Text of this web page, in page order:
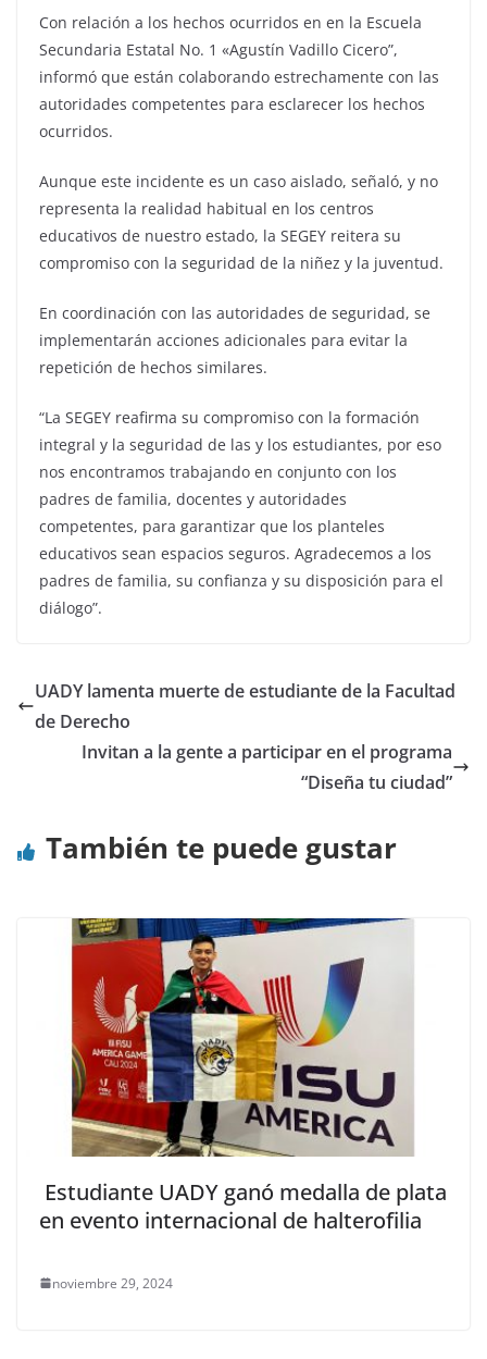
Con relación a los hechos ocurridos en en la Escuela
Secundaria Estatal No. 1 «Agustín Vadillo Cicero”,
informó que están colaborando estrechamente con las
autoridades competentes para esclarecer los hechos
ocurridos.
Aunque este incidente es un caso aislado, señaló, y no
representa la realidad habitual en los centros
educativos de nuestro estado, la SEGEY reitera su
compromiso con la seguridad de la niñez y la juventud.
En coordinación con las autoridades de seguridad, se
implementarán acciones adicionales para evitar la
repetición de hechos similares.
“La SEGEY reafirma su compromiso con la formación
integral y la seguridad de las y los estudiantes, por eso
nos encontramos trabajando en conjunto con los
padres de familia, docentes y autoridades
competentes, para garantizar que los planteles
educativos sean espacios seguros. Agradecemos a los
padres de familia, su confianza y su disposición para el
diálogo”.
UADY lamenta muerte de estudiante de la Facultad
de Derecho
Invitan a la gente a participar en el programa
“Diseña tu ciudad”
También te puede gustar
Estudiante UADY ganó medalla de plata
en evento internacional de halterofilia
noviembre 29, 2024